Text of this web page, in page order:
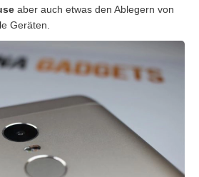
aber auch etwas den Ablegern von
Geräten.